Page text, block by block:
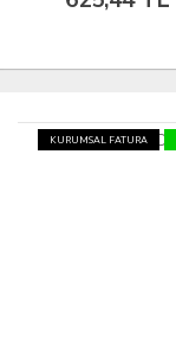
KURUMSAL FATURA